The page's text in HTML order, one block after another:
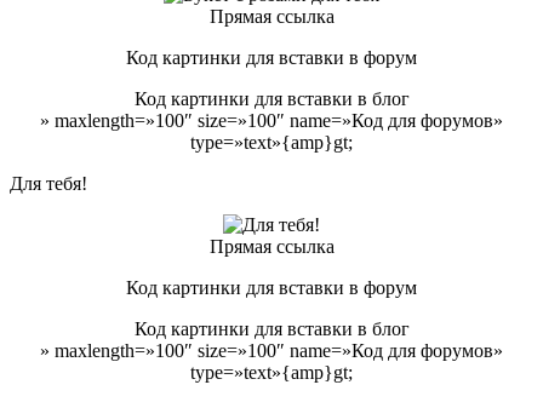
Прямая ссылка
Код картинки для вставки в форум
Код картинки для вставки в блог
» maxlength=»100″ size=»100″ name=»Код для форумов»
type=»text»{amp}gt;
Для тебя!
Прямая ссылка
Код картинки для вставки в форум
Код картинки для вставки в блог
» maxlength=»100″ size=»100″ name=»Код для форумов»
type=»text»{amp}gt;